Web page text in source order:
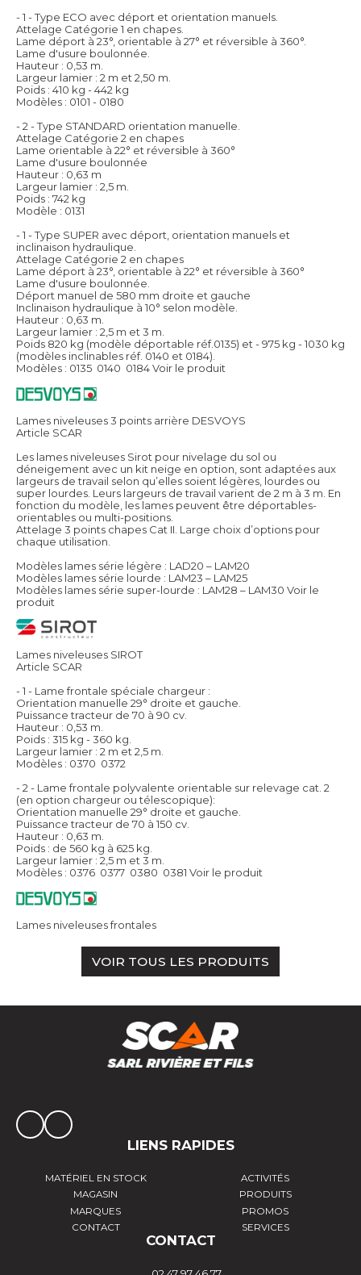
- 1 - Type ECO avec déport et orientation manuels.
Attelage Catégorie 1 en chapes.
Lame déport à 23°, orientable à 27° et réversible à 360°.
Lame d'usure boulonnée.
Hauteur : 0,53 m.
Largeur lamier : 2 m et 2,50 m.
Poids : 410 kg - 442 kg
Modèles : 0101 - 0180
- 2 - Type STANDARD orientation manuelle.
Attelage Catégorie 2 en chapes
Lame orientable à 22° et réversible à 360°
Lame d'usure boulonnée
Hauteur : 0,63 m
Largeur lamier : 2,5 m.
Poids : 742 kg
Modèle : 0131
- 1 - Type SUPER avec déport, orientation manuels et
inclinaison hydraulique.
Attelage Catégorie 2 en chapes
Lame déport à 23°, orientable à 22° et réversible à 360°
Lame d'usure boulonnée.
Déport manuel de 580 mm droite et gauche
Inclinaison hydraulique à 10° selon modèle.
Hauteur : 0,63 m.
Largeur lamier : 2,5 m et 3 m.
Poids 820 kg (modèle déportable réf.0135) et - 975 kg - 1030 kg
(modèles inclinables réf. 0140 et 0184).
Modèles : 0135  0140  0184Voir le produit
Lames niveleuses 3 points arrière DESVOYS
Article SCAR
Les lames niveleuses Sirot pour nivelage du sol ou
déneigement avec un kit neige en option, sont adaptées aux
largeurs de travail selon qu’elles soient légères, lourdes ou
super lourdes. Leurs largeurs de travail varient de 2 m à 3 m. En
fonction du modèle, les lames peuvent être déportables-
orientables ou multi-positions.
Attelage 3 points chapes Cat II. Large choix d’options pour
chaque utilisation.
Modèles lames série légère : LAD20 – LAM20
Modèles lames série lourde : LAM23 – LAM25
Modèles lames série super-lourde : LAM28 – LAM30 Voir le
produit
Lames niveleuses SIROT
Article SCAR
- 1 - Lame frontale spéciale chargeur :
Orientation manuelle 29° droite et gauche.
Puissance tracteur de 70 à 90 cv.
Hauteur : 0,53 m.
Poids : 315 kg - 360 kg.
Largeur lamier : 2 m et 2,5 m.
Modèles : 0370  0372
- 2 - Lame frontale polyvalente orientable sur relevage cat. 2
(en option chargeur ou télescopique):
Orientation manuelle 29° droite et gauche.
Puissance tracteur de 70 à 150 cv.
Hauteur : 0,63 m.
Poids : de 560 kg à 625 kg.
Largeur lamier : 2,5 m et 3 m.
Modèles : 0376  0377  0380  0381 Voir le produit
Lames niveleuses frontales
VOIR TOUS LES PRODUITS
LIENS RAPIDES
MATÉRIEL EN STOCK
ACTIVITÉS
MAGASIN
PRODUITS
MARQUES
PROMOS
CONTACT
SERVICES
CONTACT